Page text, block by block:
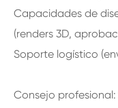
Capacidades de
(renders 3D,
Soporte logístico
Consejo